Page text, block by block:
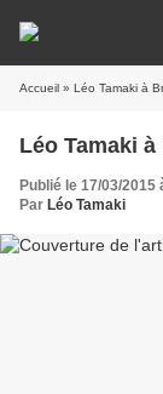
Accueil » Léo Tamaki à
Léo Tamaki
Publié le 17/03/2015
Par Léo Tamaki